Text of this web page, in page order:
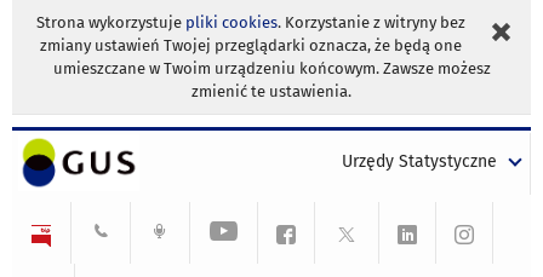
Strona wykorzystuje pliki cookies. Korzystanie z witryny bez
zmiany ustawień Twojej przeglądarki oznacza, że będą one
umieszczane w Twoim urządzeniu końcowym. Zawsze możesz
zmienić te ustawienia.
Urzędy Statystyczne